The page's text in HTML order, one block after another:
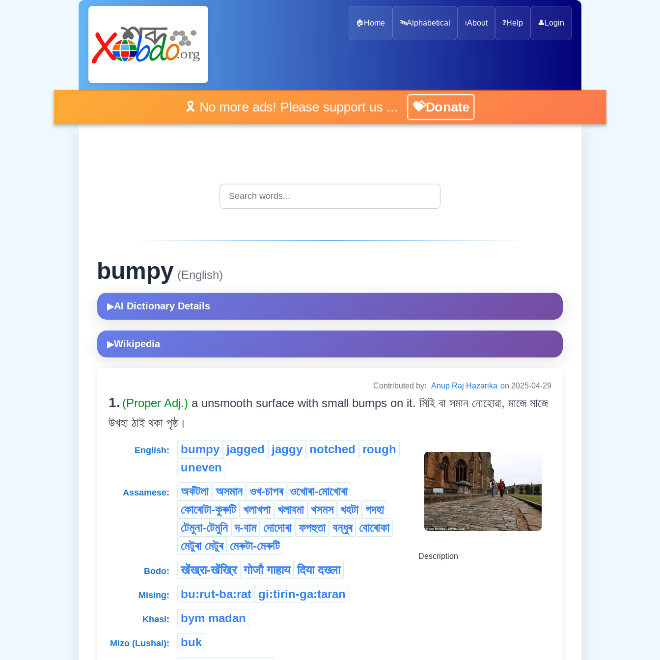
🏠 Home 🔤Alphabetical ℹ️About ❓Help 👤 Login
🎗️ No more ads! Please support us ... 💝Donate
bumpy (English)
▶AI Dictionary Details
▶Wikipedia
Contributed by: Anup Raj Hazarika on 2025-04-29
1. (Proper Adj.) a unsmooth surface with small bumps on it. মিহি বা সমান নোহোৱা, মাজে মাজে
উখহা ঠাই থকা পৃষ্ঠ।
Description
English: bumpy jagged jaggy notched
rough
uneven
Assamese: অকঁটলা অসমান ওখ-চাপৰ ওখোৰা-মোখোৰা
কোৰোটা-কুৰুটি খলাখপা খলাবমা খসমস খহটা গদহা
টেমুনা-টেমুনি দ-বাম দোদোৰা ফপহুতা বন্ধুৰ বোৰোকা
মেটুৰা মেটুৰ মেৰুটা-মেৰুটি
Bodo: खेंख्रा-खेंख्रि गोजौ गाहाय दिया दख्ला
Mising: bu:rut-ba:rat gi:tirin-ga:taran
Khasi: bym madan
Mizo (Lushai):
buk